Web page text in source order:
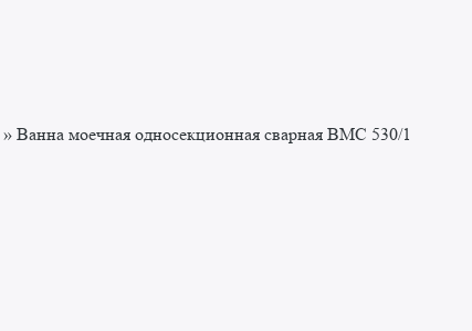
» Ванна моечная односекционная сварная ВМС 530/1